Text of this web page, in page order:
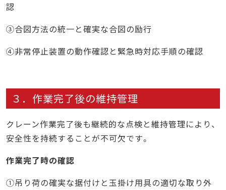
認
③合図方法の統一と確実な合図の励行
④非常停止装置の動作確認と緊急時対応手順の確認
３．作業完了後の維持管理
クレーン作業完了後も継続的な点検と維持管理により、
安全性を持続することが不可欠です。
作業完了時の確認
①吊り荷の確実な据付けと玉掛け用具の適切な取り外